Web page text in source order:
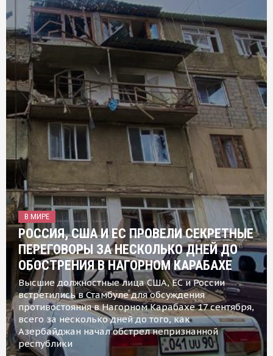
В МИРЕ
РОССИЯ, США И ЕС ПРОВЕЛИ СЕКРЕТНЫЕ
ПЕРЕГОВОРЫ ЗА НЕСКОЛЬКО ДНЕЙ ДО
ОБОСТРЕНИЯ В НАГОРНОМ КАРАБАХЕ
Высшие должностные лица США, ЕС и России
встретились в Стамбуле для обсуждения
противостояния в Нагорном Карабахе 17 сентября,
всего за несколько дней до того, как
Азербайджан начал обстрел непризнанной
республики